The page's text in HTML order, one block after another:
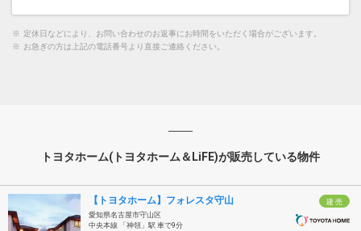
※ 定休日などにより、お問い合わせのお返事にお時間をいただく場合がございます。
※ お急ぎの方は上記の電話番号より直接ご連絡ください。
トヨタホーム(トヨタホーム＆LiFE)が販売している物件
建 売
【トヨタホーム】フォレスタ守山
愛知県名古屋市守山区
中央本線 「神領」駅 車で9分